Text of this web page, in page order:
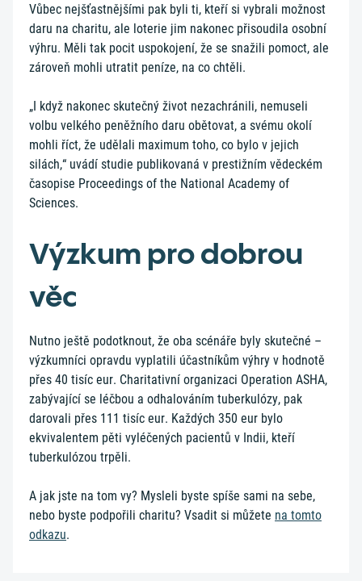
Vůbec nejšťastnějšími pak byli ti, kteří si vybrali možnost
daru na charitu, ale loterie jim nakonec přisoudila osobní
výhru. Měli tak pocit uspokojení, že se snažili pomoct, ale
zároveň mohli utratit peníze, na co chtěli.
„I když nakonec skutečný život nezachránili, nemuseli
volbu velkého peněžního daru obětovat, a svému okolí
mohli říct, že udělali maximum toho, co bylo v jejich
silách,“ uvádí studie publikovaná v prestižním vědeckém
časopise Proceedings of the National Academy of
Sciences.
Výzkum pro dobrou
věc
Nutno ještě podotknout, že oba scénáře byly skutečné –
výzkumníci opravdu vyplatili účastníkům výhry v hodnotě
přes 40 tisíc eur. Charitativní organizaci Operation ASHA,
zabývající se léčbou a odhalováním tuberkulózy, pak
darovali přes 111 tisíc eur. Každých 350 eur bylo
ekvivalentem pěti vyléčených pacientů v Indii, kteří
tuberkulózou trpěli.
A jak jste na tom vy? Mysleli byste spíše sami na sebe,
nebo byste podpořili charitu? Vsadit si můžete na tomto
odkazu.